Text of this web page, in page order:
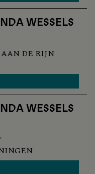
WESSELS
DE RIJN
WESSELS